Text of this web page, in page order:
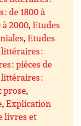
de 1800 à
2000,Etudes
,Etudes
:
: pièces de
:
prose,
,Explication
livres et